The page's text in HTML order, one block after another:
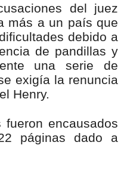
del juez
más a un país que
debido a
de pandillas y
una serie de
exigía la renuncia
Henry.
encausados
páginas dado a